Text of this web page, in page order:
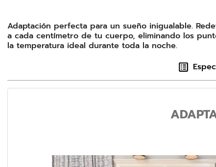
Adaptación perfecta para un sueño inigualable.
a cada centímetro de tu cuerpo, eliminando los
la temperatura ideal durante toda la noche.